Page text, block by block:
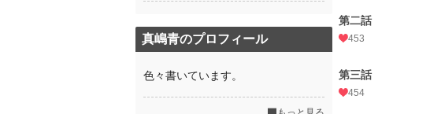
第二話
453
第三話
454
真嶋青のプロフィール
色々書いています。